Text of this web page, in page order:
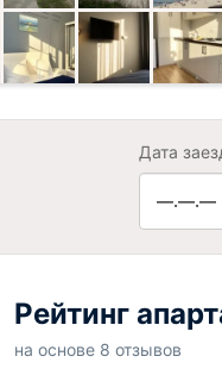
Дата
—.—.—
Рейтинг
на основе 8 отзывов